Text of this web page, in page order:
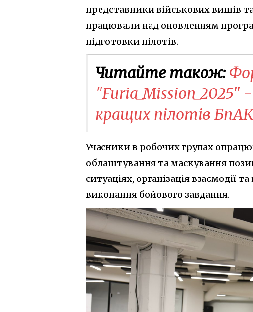
представники військових вишів
працювали над оновленням
підготовки пілотів.
Читайте також:
кращих пілотів
Учасники в робочих групах
облаштування та маскування
ситуаціях, організація взаємодії
виконання бойового завдання.